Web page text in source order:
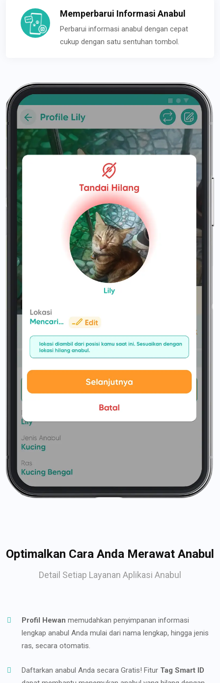
Memperbarui Informasi Anabul
Perbarui informasi anabul dengan cepat
cukup dengan satu sentuhan tombol.
Optimalkan Cara Anda Merawat Anabul
Detail Setiap Layanan Aplikasi Anabul
Profil Hewan memudahkan penyimpanan informasi
lengkap anabul Anda mulai dari nama lengkap, hingga jenis
ras, secara otomatis.
Daftarkan anabul Anda secara Gratis! Fitur Tag Smart ID